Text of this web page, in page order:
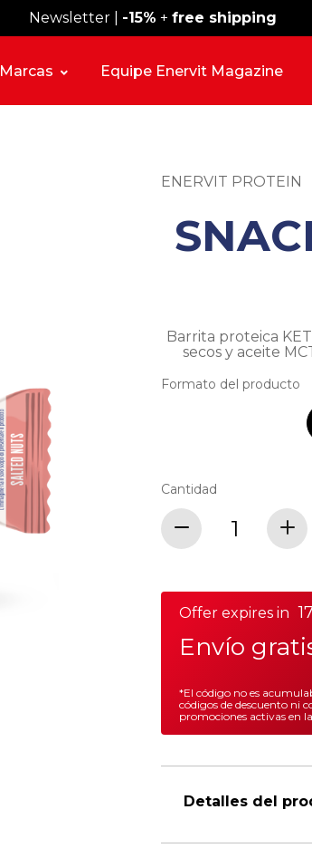
Envío gratis desde 59 €
Newsletter | -15% + free shipping
Marcas Equipe Enervit Magazine
ENERVIT PROTEIN
Barrita proteica
secos y aceite
Formato del producto
Cantidad
Offer expires in
Envío
*El código no es
códigos de descuento ni
promociones activas en
Detalles del